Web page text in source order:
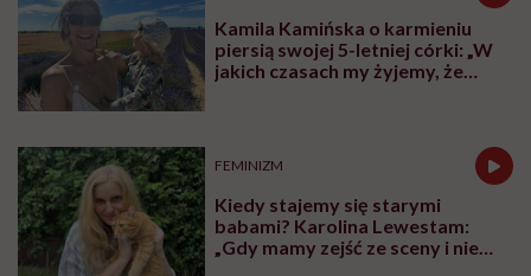
Kamila Kamińska o karmieniu
piersią swojej 5-letniej córki: „W
jakich czasach my żyjemy, że
FEMINIZM
Kiedy stajemy się starymi
babami? Karolina Lewestam:
„Gdy mamy zejść ze sceny i nie